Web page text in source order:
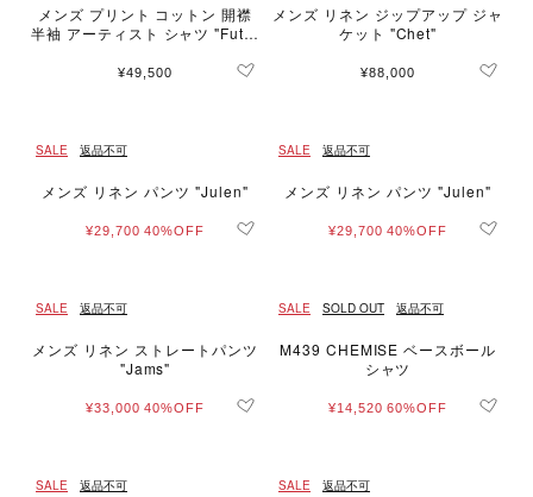
メンズ プリント コットン 開襟
半袖 アーティスト シャツ "Futur
¥49,500
メンズ リネン ジップアップ ジャ
ケット "Chet"
¥88,000
SALE 返品不可
メンズ リネン パンツ "Julen"
¥29,700 40%OFF
SALE 返品不可
メンズ リネン パンツ "Julen"
¥29,700 40%OFF
SALE 返品不可
メンズ リネン ストレートパンツ
"Jams"
¥33,000 40%OFF
SALE SOLD OUT 返品不可
M439 CHEMISE ベースボール
シャツ
¥14,520 60%OFF
SALE 返品不可 SALE 返品不可